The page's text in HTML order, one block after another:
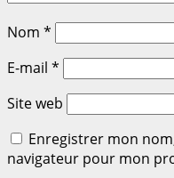
Nom *
E-mail *
Site web
Enregistrer mon
navigateur pour mon